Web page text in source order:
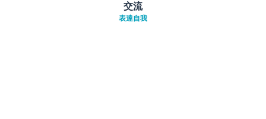
交流
表達自我